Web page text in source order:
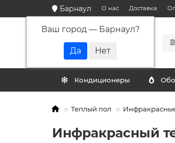
Барнаул
Ваш город — Барнаул?
О нас Доставка
Кондиционеры
Теплый пол
Инфракрасный